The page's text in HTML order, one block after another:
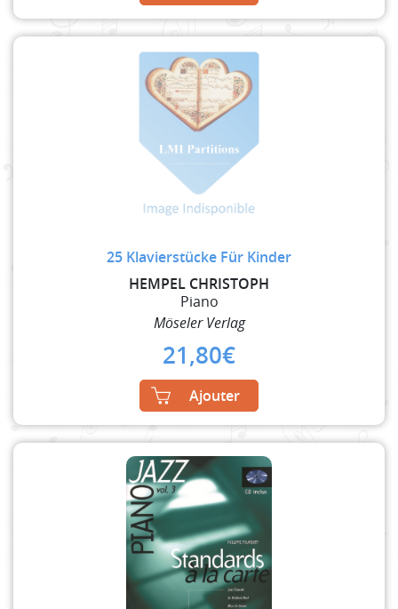
25 Klavierstücke Für Kinder
HEMPEL CHRISTOPH
Piano
Möseler Verlag
21,80€
Ajouter